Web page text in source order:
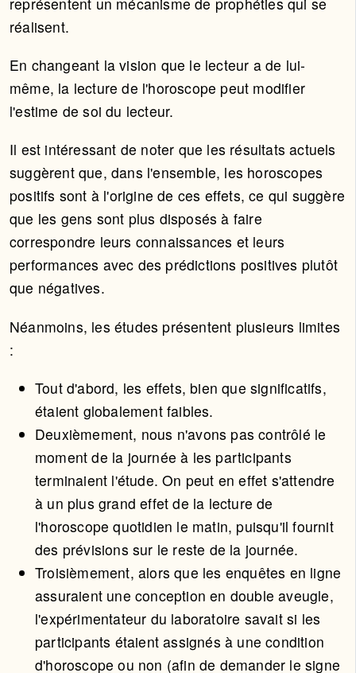
réalisent.
En changeant la vision que le lecteur a de lui-
même, la lecture de l'horoscope peut modifier
l'estime de soi du lecteur.
Il est intéressant de noter que les résultats actuels
suggèrent que, dans l'ensemble, les horoscopes
positifs sont à l'origine de ces effets, ce qui suggère
que les gens sont plus disposés à faire
correspondre leurs connaissances et leurs
performances avec des prédictions positives plutôt
que négatives.
Néanmoins, les études présentent plusieurs limites
:
Tout d'abord, les effets, bien que significatifs,
étaient globalement faibles.
Deuxièmement, nous n'avons pas contrôlé le
moment de la journée à les participants
terminaient l'étude. On peut en effet s'attendre
à un plus grand effet de la lecture de
l'horoscope quotidien le matin, puisqu'il fournit
des prévisions sur le reste de la journée.
Troisièmement, alors que les enquêtes en ligne
assuraient une conception en double aveugle,
l'expérimentateur du laboratoire savait si les
participants étaient assignés à une condition
d'horoscope ou non (afin de demander le signe